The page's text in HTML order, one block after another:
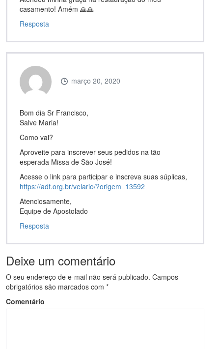
casamento! Amém 🙏🙏
Resposta
março 20, 2020
Bom dia Sr Francisco,
Salve Maria!
Como vai?
Aproveite para inscrever seus pedidos na tão
esperada Missa de São José!
Acesse o link para participar e inscreva suas súplicas,
https://adf.org.br/velario/?origem=13592
Atenciosamente,
Equipe de Apostolado
Resposta
Deixe um comentário
O seu endereço de e-mail não será publicado. Campos
obrigatórios são marcados com *
Comentário